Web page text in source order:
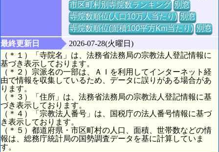
市区町村別寺院数ランキング 別窓
寺院数順位(人口10万人当たり) 別窓
寺院数順位(面積100平方Km当たり) 別窓
最終更新日
2026-07-28(火曜日)
（＊１）「寺院名」は、法務省法務局の宗教法人登記情報に
基づき表示しております。
（＊２）宗派名の一部は、ＡＩを利用してインターネット経
由で情報を収集しているため、データに誤りがある場合があ
ります。
（＊３）「住所」は、法務省法務局の宗教法人登記情報に基
づき表示しております。
（＊４）「宗教法人番号」は、国税庁の法人番号情報に基づ
き表示しております。
（＊５）都道府県・市区町村の人口、面積、世帯数などの情
報は、総務庁統計局の国勢調査データを基に計算していま
す。